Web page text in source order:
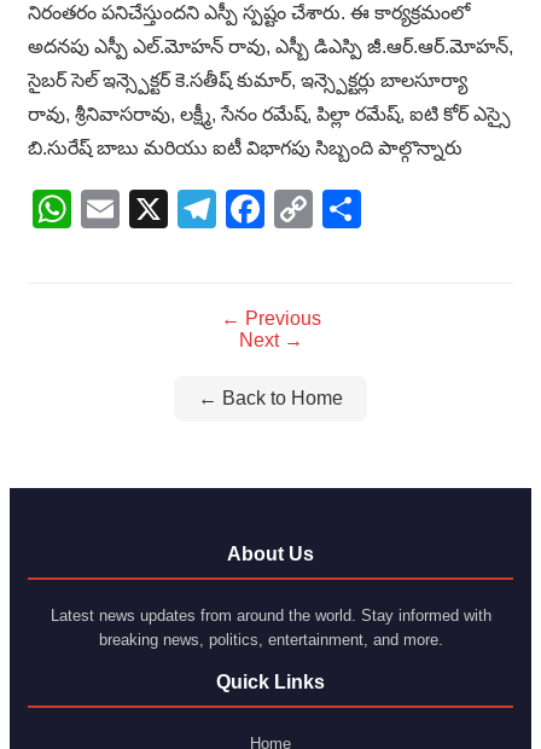
నిరంతరం పనిచేస్తుందని ఎస్పీ స్పష్టం చేశారు. ఈ కార్యక్రమంలో
అదనపు ఎస్పీ ఎల్.మోహన్ రావు, ఎస్బీ డిఎస్పి జీ.ఆర్.ఆర్.మోహన్,
సైబర్ సెల్ ఇన్స్పెక్టర్ కె.సతీష్ కుమార్, ఇన్స్పెక్టర్లు బాలసూర్యా
రావు, శ్రీనివాసరావు, లక్ష్మీ, సేనం రమేష్, పిల్లా రమేష్, ఐటి కోర్ ఎస్సై
బి.సురేష్ బాబు మరియు ఐటీ విభాగపు సిబ్బంది పాల్గొన్నారు
WhatsApp
Email
X Telegram
Facebook
Copy
← Previous
Next →
← Back to Home
About Us
Latest news updates from around the world. Stay informed with
breaking news, politics, entertainment, and more.
Quick Links
Home